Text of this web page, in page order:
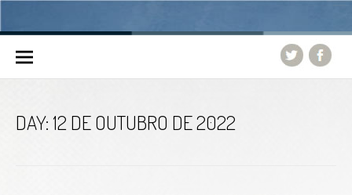
DAY: 12 DE OUTUBRO DE 2022